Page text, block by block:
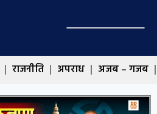
राजनीति अपराध अजब – गजब